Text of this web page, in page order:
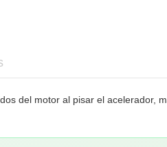
del motor al pisar el acelerador,